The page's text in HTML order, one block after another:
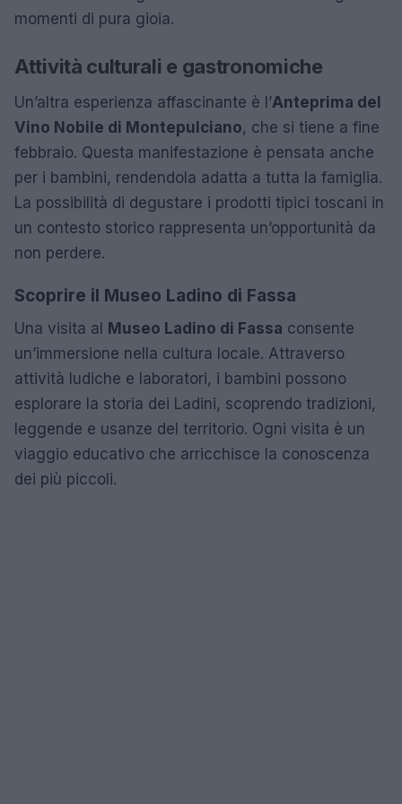
momenti di pura gioia.
Attività culturali e gastronomiche
Un’altra esperienza affascinante è l’Anteprima del
Vino Nobile di Montepulciano, che si tiene a fine
febbraio. Questa manifestazione è pensata anche
per i bambini, rendendola adatta a tutta la famiglia.
La possibilità di degustare i prodotti tipici toscani in
un contesto storico rappresenta un’opportunità da
non perdere.
Scoprire il Museo Ladino di Fassa
Una visita al Museo Ladino di Fassa consente
un’immersione nella cultura locale. Attraverso
attività ludiche e laboratori, i bambini possono
esplorare la storia dei Ladini, scoprendo tradizioni,
leggende e usanze del territorio. Ogni visita è un
viaggio educativo che arricchisce la conoscenza
dei più piccoli.